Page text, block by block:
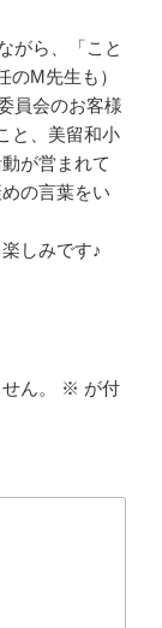
がら、「こと
M先生も）
員会のお客様
と、美留和小
が営まれて
の言葉をい
しみです♪
ん。 ※ が付